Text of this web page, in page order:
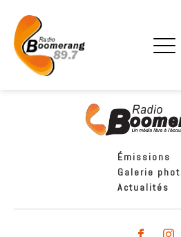
Émissions
Galerie
Actualités